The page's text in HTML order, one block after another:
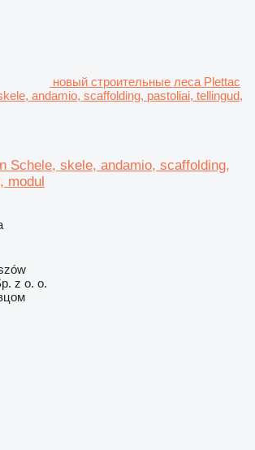
новый строительные леса Plettac
andamio, scaffolding, pastoliai, tellingud,
Schele, skele, andamio, scaffolding,
modul
z o. o.